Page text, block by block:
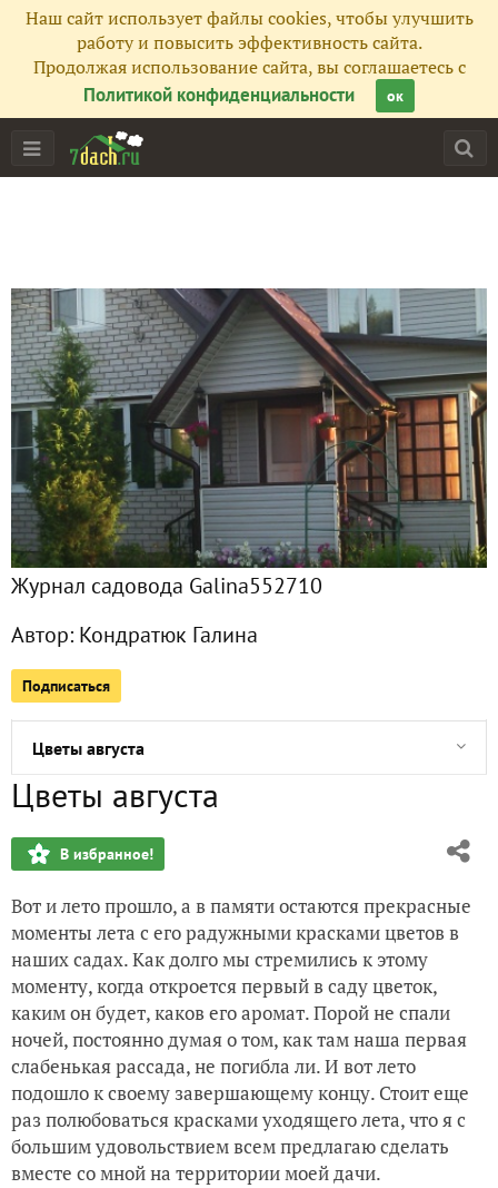
Наш сайт использует файлы cookies, чтобы улучшить
работу и повысить эффективность сайта.
Продолжая использование сайта, вы соглашаетесь с
Политикой конфиденциальности
ок
Журнал садовода Galina552710
Автор: Кондратюк Галина
Подписаться
Главная
Фото 9
Сейчас обсуждают
Сажаем корневой сельдерей на зелень
Творожная запеканка как в детском саду
Печенье Ретро
Кексы утренние
Фикус - комнатное растение
Цветы августа
Можжевельник казацкий
Дерен пестролистный
Айва японская
Огурцы-гиганты
Рецепты приготовления щей из щавеля и крапивы,
Цветы августа
В избранное!
Вот и лето прошло, а в памяти остаются прекрасные
моменты лета с его радужными красками цветов в
наших садах. Как долго мы стремились к этому
моменту, когда откроется первый в саду цветок,
каким он будет, каков его аромат. Порой не спали
ночей, постоянно думая о том, как там наша первая
слабенькая рассада, не погибла ли. И вот лето
подошло к своему завершающему концу. Стоит еще
раз полюбоваться красками уходящего лета, что я с
большим удовольствием всем предлагаю сделать
вместе со мной на территории моей дачи.